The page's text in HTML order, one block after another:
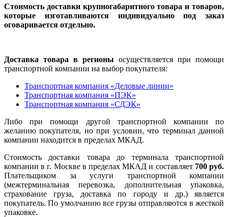
Стоимость доставки крупногабаритного товара и товаров,
которые изготавливаются индивидуально под заказ
оговаривается отдельно.
Доставка товара в регионы осуществляется при помощи
транспортной компании на выбор покупателя:
Транспортная компания «Деловые линии»
Транспортная компания «ПЭК»
Транспортная компания «СДЭК»
Либо при помощи другой транспортной компании по
желанию покупателя, но при условии, что терминал данной
компании находится в пределах МКАД.
Стоимость доставки товара до терминала транспортной
компании в г. Москве в пределах МКАД и составляет 700 руб.
Плательщиком за услуги транспортной компании
(межтерминальная перевозка, дополнительная упаковка,
страхование груза, доставка по городу и др.) является
покупатель. По умолчанию все грузы отправляются в жесткой
упаковке.